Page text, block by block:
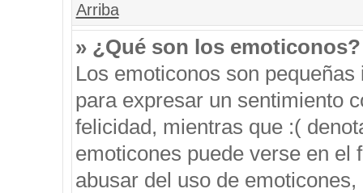
Arriba
» ¿Qué son los emoticonos?
Los emoticonos son
para expresar un sentimiento
felicidad, mientras que :(
emoticones puede verse en el
abusar del uso de